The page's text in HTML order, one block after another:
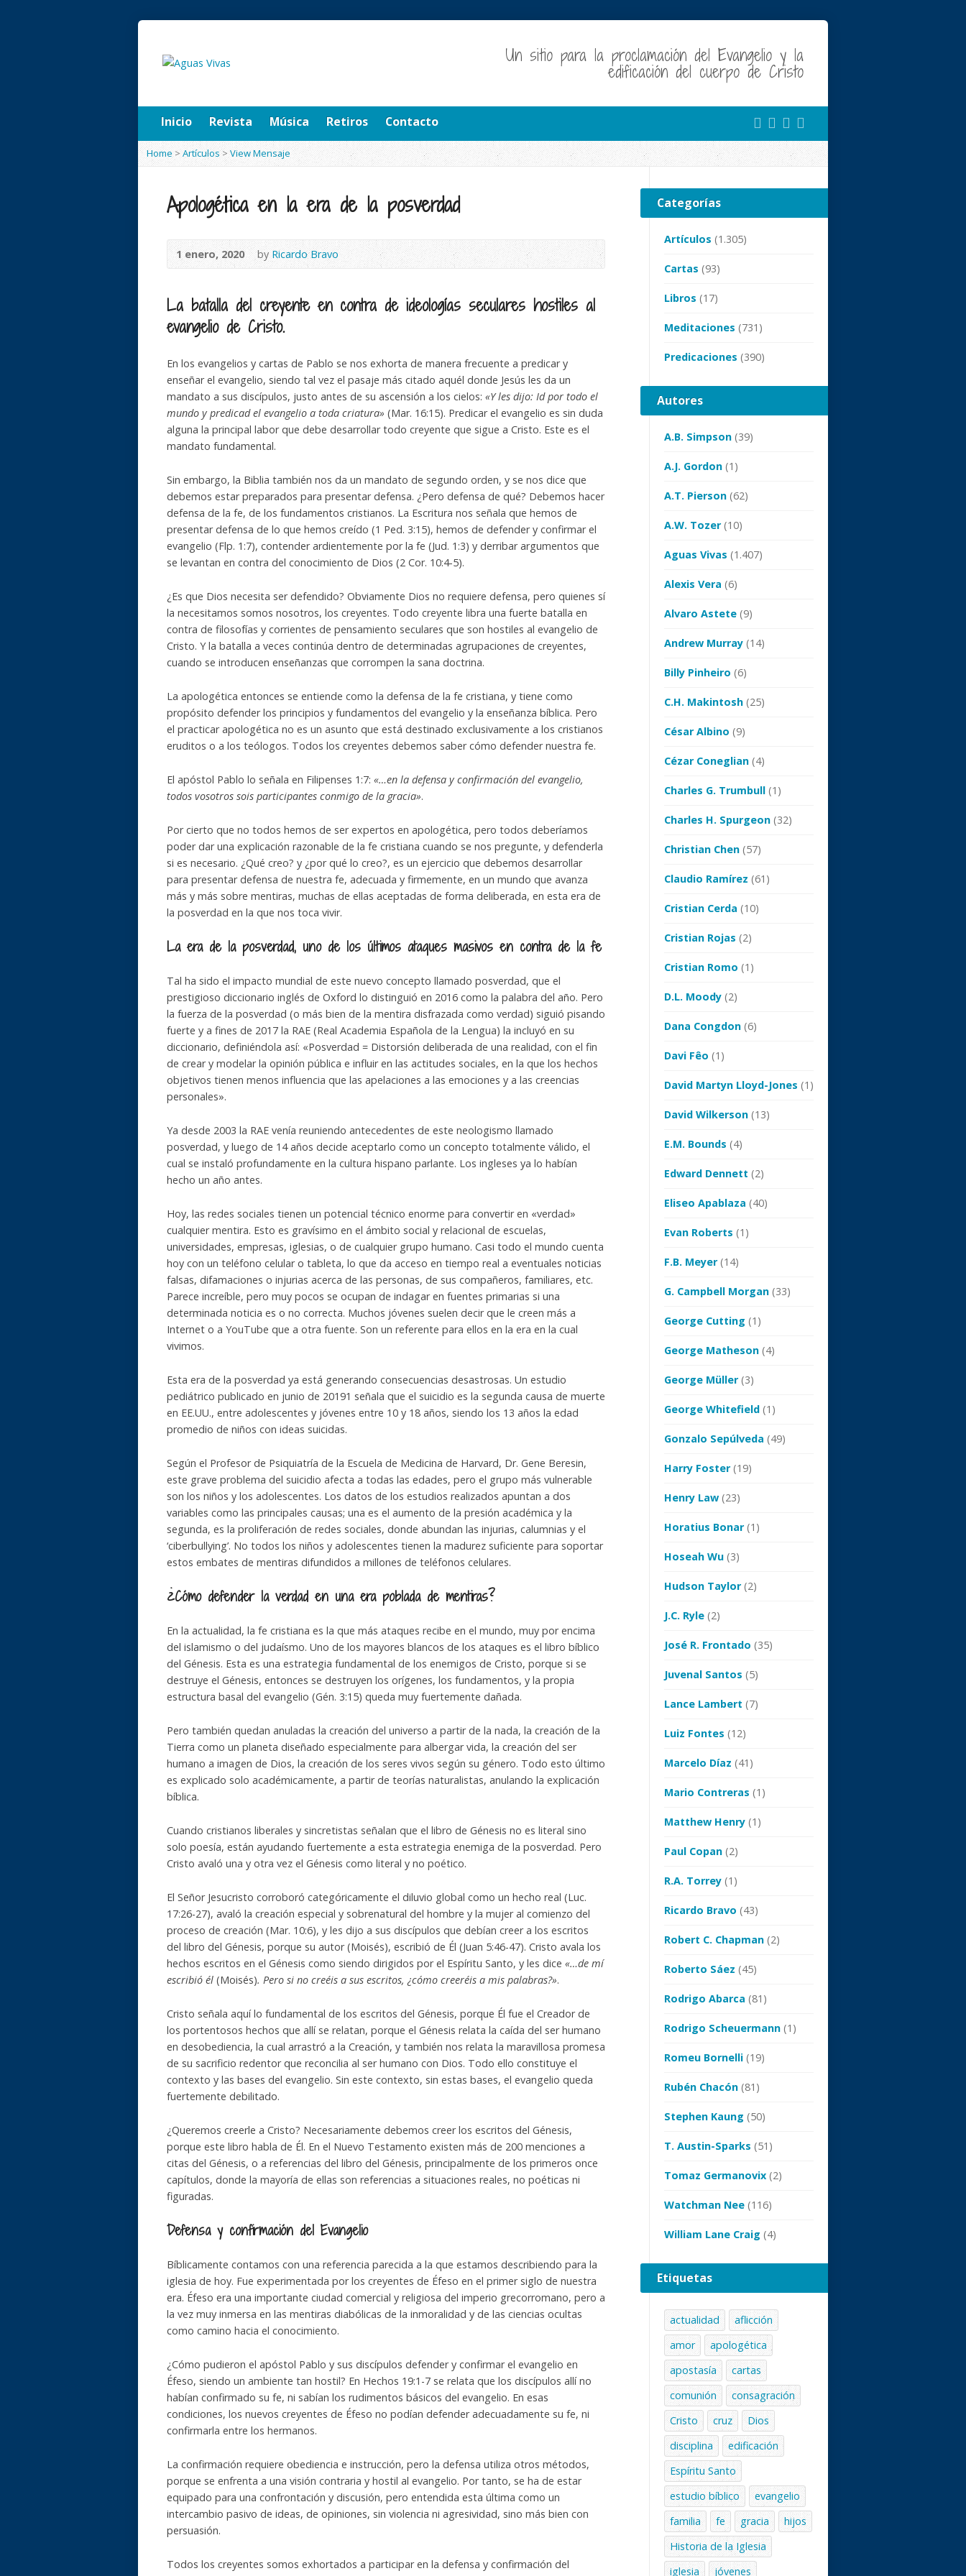
Un sitio para la proclamación del Evangelio y la
edificación del cuerpo de Cristo
Inicio Revista Música Retiros Contacto
Home > Artículos>View Mensaje
Apologética en la era de la posverdad
1 enero, 2020 by Ricardo Bravo
La batalla del creyente en contra de ideologías seculares hostiles al
evangelio de Cristo.
En los evangelios y cartas de Pablo se nos exhorta de manera frecuente a predicar y
enseñar el evangelio, siendo tal vez el pasaje más citado aquél donde Jesús les da un
mandato a sus discípulos, justo antes de su ascensión a los cielos: «Y les dijo: Id por todo el
mundo y predicad el evangelio a toda criatura» (Mar. 16:15). Predicar el evangelio es sin duda
alguna la principal labor que debe desarrollar todo creyente que sigue a Cristo. Este es el
mandato fundamental.
Sin embargo, la Biblia también nos da un mandato de segundo orden, y se nos dice que
debemos estar preparados para presentar defensa. ¿Pero defensa de qué? Debemos hacer
defensa de la fe, de los fundamentos cristianos. La Escritura nos señala que hemos de
presentar defensa de lo que hemos creído (1 Ped. 3:15), hemos de defender y confirmar el
evangelio (Flp. 1:7), contender ardientemente por la fe (Jud. 1:3) y derribar argumentos que
se levantan en contra del conocimiento de Dios (2 Cor. 10:4-5).
¿Es que Dios necesita ser defendido? Obviamente Dios no requiere defensa, pero quienes sí
la necesitamos somos nosotros, los creyentes. Todo creyente libra una fuerte batalla en
contra de filosofías y corrientes de pensamiento seculares que son hostiles al evangelio de
Cristo. Y la batalla a veces continúa dentro de determinadas agrupaciones de creyentes,
cuando se introducen enseñanzas que corrompen la sana doctrina.
La apologética entonces se entiende como la defensa de la fe cristiana, y tiene como
propósito defender los principios y fundamentos del evangelio y la enseñanza bíblica. Pero
el practicar apologética no es un asunto que está destinado exclusivamente a los cristianos
eruditos o a los teólogos. Todos los creyentes debemos saber cómo defender nuestra fe.
El apóstol Pablo lo señala en Filipenses 1:7: «…en la defensa y confirmación del evangelio,
todos vosotros sois participantes conmigo de la gracia».
Por cierto que no todos hemos de ser expertos en apologética, pero todos deberíamos
poder dar una explicación razonable de la fe cristiana cuando se nos pregunte, y defenderla
si es necesario. ¿Qué creo? y ¿por qué lo creo?, es un ejercicio que debemos desarrollar
para presentar defensa de nuestra fe, adecuada y firmemente, en un mundo que avanza
más y más sobre mentiras, muchas de ellas aceptadas de forma deliberada, en esta era de
la posverdad en la que nos toca vivir.
La era de la posverdad, uno de los últimos ataques masivos en contra de la fe
Tal ha sido el impacto mundial de este nuevo concepto llamado posverdad, que el
prestigioso diccionario inglés de Oxford lo distinguió en 2016 como la palabra del año. Pero
la fuerza de la posverdad (o más bien de la mentira disfrazada como verdad) siguió pisando
fuerte y a fines de 2017 la RAE (Real Academia Española de la Lengua) la incluyó en su
diccionario, definiéndola así: «Posverdad = Distorsión deliberada de una realidad, con el fin
de crear y modelar la opinión pública e influir en las actitudes sociales, en la que los hechos
objetivos tienen menos influencia que las apelaciones a las emociones y a las creencias
personales».
Ya desde 2003 la RAE venía reuniendo antecedentes de este neologismo llamado
posverdad, y luego de 14 años decide aceptarlo como un concepto totalmente válido, el
cual se instaló profundamente en la cultura hispano parlante. Los ingleses ya lo habían
hecho un año antes.
Hoy, las redes sociales tienen un potencial técnico enorme para convertir en «verdad»
cualquier mentira. Esto es gravísimo en el ámbito social y relacional de escuelas,
universidades, empresas, iglesias, o de cualquier grupo humano. Casi todo el mundo cuenta
hoy con un teléfono celular o tableta, lo que da acceso en tiempo real a eventuales noticias
falsas, difamaciones o injurias acerca de las personas, de sus compañeros, familiares, etc.
Parece increíble, pero muy pocos se ocupan de indagar en fuentes primarias si una
determinada noticia es o no correcta. Muchos jóvenes suelen decir que le creen más a
Internet o a YouTube que a otra fuente. Son un referente para ellos en la era en la cual
vivimos.
Esta era de la posverdad ya está generando consecuencias desastrosas. Un estudio
pediátrico publicado en junio de 20191 señala que el suicidio es la segunda causa de muerte
en EE.UU., entre adolescentes y jóvenes entre 10 y 18 años, siendo los 13 años la edad
promedio de niños con ideas suicidas.
Según el Profesor de Psiquiatría de la Escuela de Medicina de Harvard, Dr. Gene Beresin,
este grave problema del suicidio afecta a todas las edades, pero el grupo más vulnerable
son los niños y los adolescentes. Los datos de los estudios realizados apuntan a dos
variables como las principales causas; una es el aumento de la presión académica y la
segunda, es la proliferación de redes sociales, donde abundan las injurias, calumnias y el
‘ciberbullying’. No todos los niños y adolescentes tienen la madurez suficiente para soportar
estos embates de mentiras difundidos a millones de teléfonos celulares.
¿Cómo defender la verdad en una era poblada de mentiras?
En la actualidad, la fe cristiana es la que más ataques recibe en el mundo, muy por encima
del islamismo o del judaísmo. Uno de los mayores blancos de los ataques es el libro bíblico
del Génesis. Esta es una estrategia fundamental de los enemigos de Cristo, porque si se
destruye el Génesis, entonces se destruyen los orígenes, los fundamentos, y la propia
estructura basal del evangelio (Gén. 3:15) queda muy fuertemente dañada.
Pero también quedan anuladas la creación del universo a partir de la nada, la creación de la
Tierra como un planeta diseñado especialmente para albergar vida, la creación del ser
humano a imagen de Dios, la creación de los seres vivos según su género. Todo esto último
es explicado solo académicamente, a partir de teorías naturalistas, anulando la explicación
bíblica.
Cuando cristianos liberales y sincretistas señalan que el libro de Génesis no es literal sino
solo poesía, están ayudando fuertemente a esta estrategia enemiga de la posverdad. Pero
Cristo avaló una y otra vez el Génesis como literal y no poético.
El Señor Jesucristo corroboró categóricamente el diluvio global como un hecho real (Luc.
17:26-27), avaló la creación especial y sobrenatural del hombre y la mujer al comienzo del
proceso de creación (Mar. 10:6), y les dijo a sus discípulos que debían creer a los escritos
del libro del Génesis, porque su autor (Moisés), escribió de Él (Juan 5:46-47). Cristo avala los
hechos escritos en el Génesis como siendo dirigidos por el Espíritu Santo, y les dice «…de mí
escribió él (Moisés). Pero si no creéis a sus escritos, ¿cómo creeréis a mis palabras?».
Cristo señala aquí lo fundamental de los escritos del Génesis, porque Él fue el Creador de
los portentosos hechos que allí se relatan, porque el Génesis relata la caída del ser humano
en desobediencia, la cual arrastró a la Creación, y también nos relata la maravillosa promesa
de su sacrificio redentor que reconcilia al ser humano con Dios. Todo ello constituye el
contexto y las bases del evangelio. Sin este contexto, sin estas bases, el evangelio queda
fuertemente debilitado.
¿Queremos creerle a Cristo? Necesariamente debemos creer los escritos del Génesis,
porque este libro habla de Él. En el Nuevo Testamento existen más de 200 menciones a
citas del Génesis, o a referencias del libro del Génesis, principalmente de los primeros once
capítulos, donde la mayoría de ellas son referencias a situaciones reales, no poéticas ni
figuradas.
Defensa y confirmación del Evangelio
Bíblicamente contamos con una referencia parecida a la que estamos describiendo para la
iglesia de hoy. Fue experimentada por los creyentes de Éfeso en el primer siglo de nuestra
era. Éfeso era una importante ciudad comercial y religiosa del imperio grecorromano, pero a
la vez muy inmersa en las mentiras diabólicas de la inmoralidad y de las ciencias ocultas
como camino hacia el conocimiento.
¿Cómo pudieron el apóstol Pablo y sus discípulos defender y confirmar el evangelio en
Éfeso, siendo un ambiente tan hostil? En Hechos 19:1-7 se relata que los discípulos allí no
habían confirmado su fe, ni sabían los rudimentos básicos del evangelio. En esas
condiciones, los nuevos creyentes de Éfeso no podían defender adecuadamente su fe, ni
confirmarla entre los hermanos.
La confirmación requiere obediencia e instrucción, pero la defensa utiliza otros métodos,
porque se enfrenta a una visión contraria y hostil al evangelio. Por tanto, se ha de estar
equipado para una confrontación y discusión, pero entendida esta última como un
intercambio pasivo de ideas, de opiniones, sin violencia ni agresividad, sino más bien con
persuasión.
Todos los creyentes somos exhortados a participar en la defensa y confirmación del
Categorías
Artículos (1.305)
Cartas (93)
Libros (17)
Meditaciones (731)
Predicaciones (390)
Autores
A.B. Simpson (39)
A.J. Gordon (1)
A.T. Pierson (62)
A.W. Tozer(10)
Aguas Vivas (1.407)
Alexis Vera (6)
Alvaro Astete (9)
Andrew Murray (14)
Billy Pinheiro (6)
C.H. Makintosh (25)
César Albino (9)
Cézar Coneglian (4)
Charles G. Trumbull (1)
Charles H. Spurgeon (32)
Christian Chen (57)
Claudio Ramírez (61)
Cristian Cerda (10)
Cristian Rojas (2)
Cristian Romo (1)
D.L. Moody (2)
Dana Congdon (6)
Davi Fêo (1)
David Martyn Lloyd-Jones (1)
David Wilkerson (13)
E.M. Bounds (4)
Edward Dennett (2)
Eliseo Apablaza (40)
Evan Roberts (1)
F.B. Meyer(14)
G. Campbell Morgan (33)
George Cutting (1)
George Matheson (4)
George Müller(3)
George Whitefield (1)
Gonzalo Sepúlveda (49)
Harry Foster(19)
Henry Law (23)
Horatius Bonar(1)
Hoseah Wu (3)
Hudson Taylor(2)
J.C. Ryle (2)
José R. Frontado (35)
Juvenal Santos (5)
Lance Lambert (7)
Luiz Fontes (12)
Marcelo Díaz (41)
Mario Contreras (1)
Matthew Henry (1)
Paul Copan (2)
R.A. Torrey (1)
Ricardo Bravo (43)
Robert C. Chapman (2)
Roberto Sáez (45)
Rodrigo Abarca (81)
Rodrigo Scheuermann (1)
Romeu Bornelli (19)
Rubén Chacón (81)
Stephen Kaung (50)
T. Austin-Sparks (51)
Tomaz Germanovix (2)
Watchman Nee (116)
William Lane Craig (4)
Etiquetas
actualidad
aflicción
amor
apologética
apostasía
cartas
comunión
consagración
Cristo
cruz
Dios
disciplina
edificación
Espíritu Santo
estudio bíblico
evangelio
familia
fe gracia
hijos
Historia de la Iglesia
iglesia
jóvenes